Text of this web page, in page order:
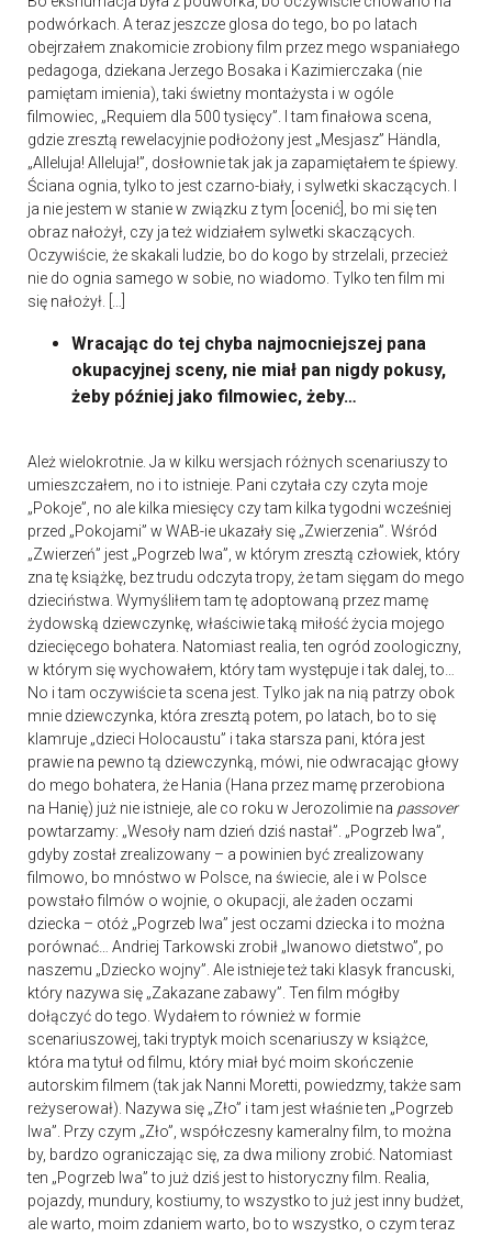
podwórkach. A teraz jeszcze glosa do tego, bo po latach
obejrzałem znakomicie zrobiony film przez mego wspaniałego
pedagoga, dziekana Jerzego Bosaka i Kazimierczaka (nie
pamiętam imienia), taki świetny montażysta i w ogóle
filmowiec, „Requiem dla 500 tysięcy”. I tam finałowa scena,
gdzie zresztą rewelacyjnie podłożony jest „Mesjasz” Händla,
„Alleluja! Alleluja!”, dosłownie tak jak ja zapamiętałem te śpiewy.
Ściana ognia, tylko to jest czarno-biały, i sylwetki skaczących. I
ja nie jestem w stanie w związku z tym [ocenić], bo mi się ten
obraz nałożył, czy ja też widziałem sylwetki skaczących.
Oczywiście, że skakali ludzie, bo do kogo by strzelali, przecież
nie do ognia samego w sobie, no wiadomo. Tylko ten film mi
się nałożył. […]
Wracając do tej chyba najmocniejszej pana
okupacyjnej sceny, nie miał pan nigdy pokusy,
żeby później jako filmowiec, żeby…
Ależ wielokrotnie. Ja w kilku wersjach różnych scenariuszy to
umieszczałem, no i to istnieje. Pani czytała czy czyta moje
„Pokoje”, no ale kilka miesięcy czy tam kilka tygodni wcześniej
przed „Pokojami” w WAB-ie ukazały się „Zwierzenia”. Wśród
„Zwierzeń” jest „Pogrzeb lwa”, w którym zresztą człowiek, który
zna tę książkę, bez trudu odczyta tropy, że tam sięgam do mego
dzieciństwa. Wymyśliłem tam tę adoptowaną przez mamę
żydowską dziewczynkę, właściwie taką miłość życia mojego
dziecięcego bohatera. Natomiast realia, ten ogród zoologiczny,
w którym się wychowałem, który tam występuje i tak dalej, to…
No i tam oczywiście ta scena jest. Tylko jak na nią patrzy obok
mnie dziewczynka, która zresztą potem, po latach, bo to się
klamruje „dzieci Holocaustu” i taka starsza pani, która jest
prawie na pewno tą dziewczynką, mówi, nie odwracając głowy
do mego bohatera, że Hania (Hana przez mamę przerobiona
na Hanię) już nie istnieje, ale co roku w Jerozolimie na passover
powtarzamy: „Wesoły nam dzień dziś nastał”. „Pogrzeb lwa”,
gdyby został zrealizowany – a powinien być zrealizowany
filmowo, bo mnóstwo w Polsce, na świecie, ale i w Polsce
powstało filmów o wojnie, o okupacji, ale żaden oczami
dziecka – otóż „Pogrzeb lwa” jest oczami dziecka i to można
porównać… Andriej Tarkowski zrobił „Iwanowo dietstwo”, po
naszemu „Dziecko wojny”. Ale istnieje też taki klasyk francuski,
który nazywa się „Zakazane zabawy”. Ten film mógłby
dołączyć do tego. Wydałem to również w formie
scenariuszowej, taki tryptyk moich scenariuszy w książce,
która ma tytuł od filmu, który miał być moim skończenie
autorskim filmem (tak jak Nanni Moretti, powiedzmy, także sam
reżyserował). Nazywa się „Zło” i tam jest właśnie ten „Pogrzeb
lwa”. Przy czym „Zło”, współczesny kameralny film, to można
by, bardzo ograniczając się, za dwa miliony zrobić. Natomiast
ten „Pogrzeb lwa” to już dziś jest to historyczny film. Realia,
pojazdy, mundury, kostiumy, to wszystko to już jest inny budżet,
ale warto, moim zdaniem warto, bo to wszystko, o czym teraz